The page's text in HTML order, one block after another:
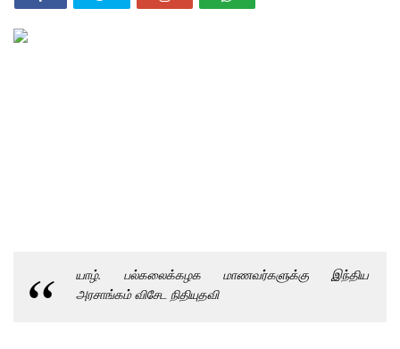
யாழ். பல்கலைக்கழக மாணவர்களுக்கு இந்திய
அரசாங்கம் விசேட நிதியுதவி